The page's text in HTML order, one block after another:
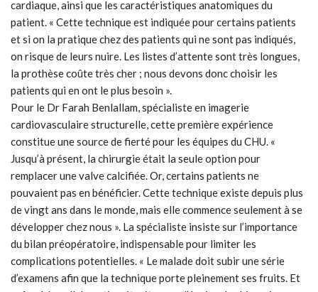
cardiaque, ainsi que les caractéristiques anatomiques du
patient. « Cette technique est indiquée pour certains patients
et si on la pratique chez des patients qui ne sont pas indiqués,
on risque de leurs nuire. Les listes d’attente sont très longues,
la prothèse coûte très cher ; nous devons donc choisir les
patients qui en ont le plus besoin ».
Pour le Dr Farah Benlallam, spécialiste en imagerie
cardiovasculaire structurelle, cette première expérience
constitue une source de fierté pour les équipes du CHU. «
Jusqu’à présent, la chirurgie était la seule option pour
remplacer une valve calcifiée. Or, certains patients ne
pouvaient pas en bénéficier. Cette technique existe depuis plus
de vingt ans dans le monde, mais elle commence seulement à se
développer chez nous ». La spécialiste insiste sur l’importance
du bilan préopératoire, indispensable pour limiter les
complications potentielles. « Le malade doit subir une série
d’examens afin que la technique porte pleinement ses fruits. Et